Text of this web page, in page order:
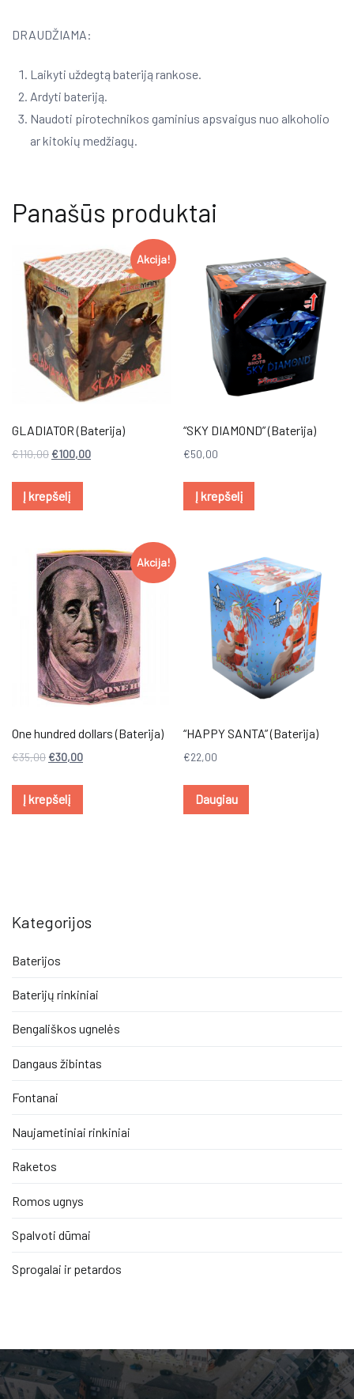
DRAUDŽIAMA:
Laikyti uždegtą bateriją rankose.
Ardyti bateriją.
Naudoti pirotechnikos gaminius apsvaigus nuo alkoholio
ar kitokių medžiagų.
Panašūs produktai
Akcija!
GLADIATOR (Baterija)
€110,00 €100,00
Į krepšelį
“SKY DIAMOND” (Baterija)
€50,00
Į krepšelį
Akcija!
One hundred dollars (Baterija)
€35,00 €30,00
Į krepšelį
“HAPPY SANTA” (Baterija)
€22,00
Daugiau
Kategorijos
Baterijos
Baterijų rinkiniai
Bengališkos ugnelės
Dangaus žibintas
Fontanai
Naujametiniai rinkiniai
Raketos
Romos ugnys
Spalvoti dūmai
Sprogalai ir petardos